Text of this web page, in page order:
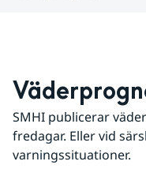
SMHI publicerar
fredagar. Eller vid
varningssituationer.